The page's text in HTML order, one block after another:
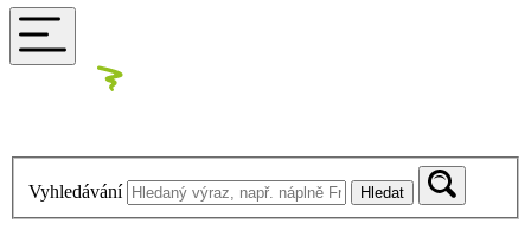
Vyhledávání Hledat